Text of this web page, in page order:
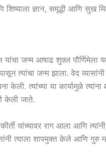
शिष्याला ज्ञान, समृद्धी आणि सुख
यांचा जन्म आषाढ शुक्ल पौर्णिमेला
त्यांचा जन्म झाला. वेद
केली. त्यांच्या या कार्यामुळे त्यांना
केली जाते.
यांच्यावर राग आला आणि
त्याला शापमुक्त केले आणि